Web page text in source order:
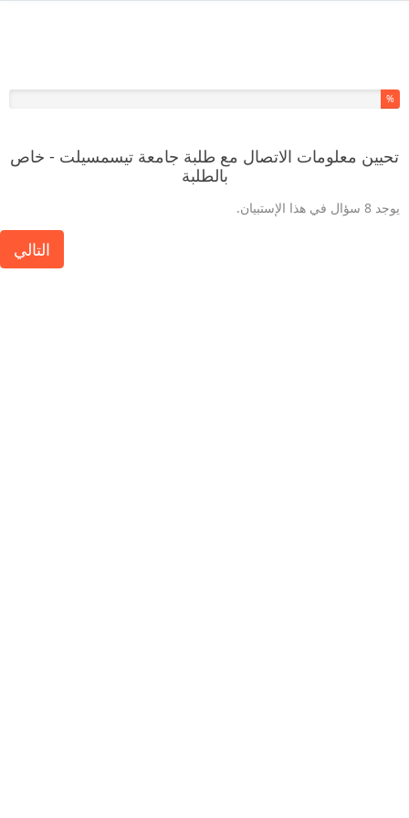
لقد أكملت % من هذا الاستبيان.
%
تحيين معلومات الاتصال مع طلبة جامعة تيسمسيلت - خاص
بالطلبة
يوجد 8 سؤال في هذا الإستبيان.
التالي